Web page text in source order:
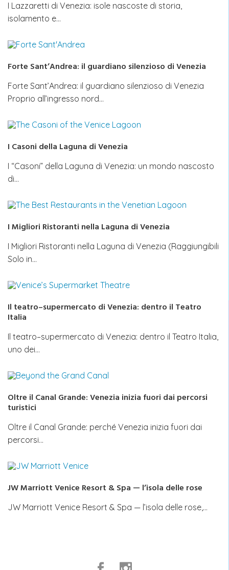
I Lazzaretti di Venezia: isole nascoste di storia,
isolamento e…
Forte Sant’Andrea: il guardiano silenzioso di Venezia
Forte Sant’Andrea: il guardiano silenzioso di Venezia
Proprio all’ingresso nord…
I Casoni della Laguna di Venezia
I “Casoni” della Laguna di Venezia: un mondo nascosto
di…
I Migliori Ristoranti nella Laguna di Venezia
I Migliori Ristoranti nella Laguna di Venezia (Raggiungibili
Solo in…
Il teatro–supermercato di Venezia: dentro il Teatro
Italia
Il teatro–supermercato di Venezia: dentro il Teatro Italia,
uno dei…
Oltre il Canal Grande: Venezia inizia fuori dai percorsi
turistici
Oltre il Canal Grande: perché Venezia inizia fuori dai
percorsi…
JW Marriott Venice Resort & Spa — l’isola delle rose
JW Marriott Venice Resort & Spa — l’isola delle rose,…